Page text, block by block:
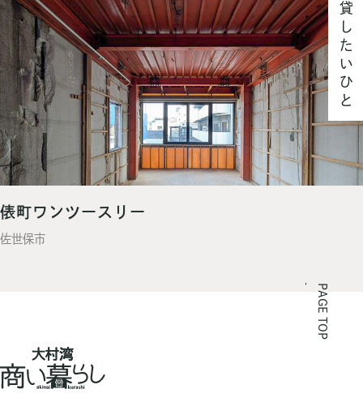
貸したいひと
俵町ワンツースリー
佐世保市
PAGE TOP